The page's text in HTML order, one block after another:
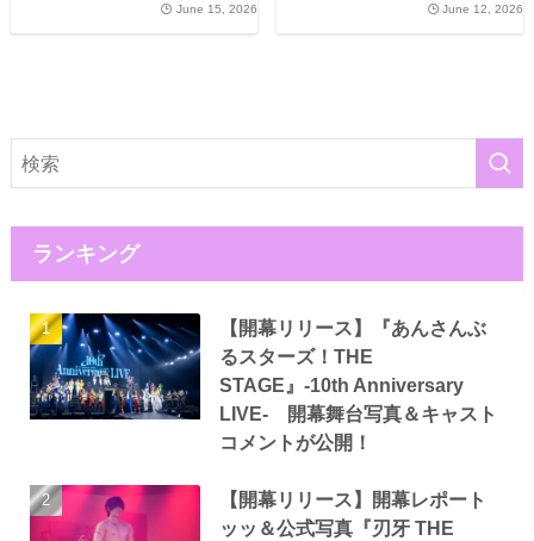
June 15, 2026 June 12, 2026
ランキング
【開幕リリース】『あんさんぶ
るスターズ！THE
STAGE』-10th Anniversary
LIVE- 開幕舞台写真＆キャスト
コメントが公開！
【開幕リリース】開幕レポート
ッッ＆公式写真『刃牙 THE